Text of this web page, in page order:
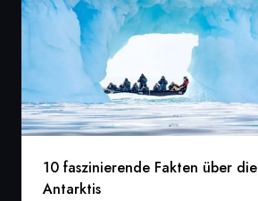
10 faszinierende Fakten über die
Antarktis